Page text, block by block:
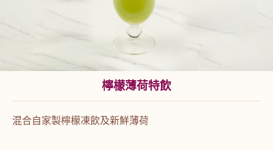
檸檬薄荷特飲
混合自家製檸檬凍飲及新鮮薄荷